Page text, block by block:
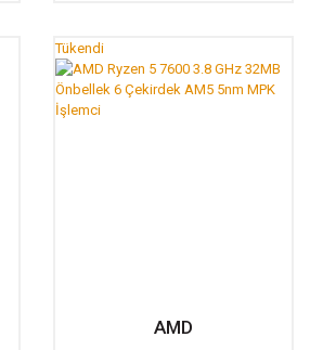
Tükendi
AMD